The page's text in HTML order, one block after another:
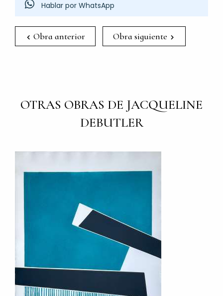
Hablar por WhatsApp
Obra anterior Obra siguiente
OTRAS OBRAS DE JACQUELINE
DEBUTLER